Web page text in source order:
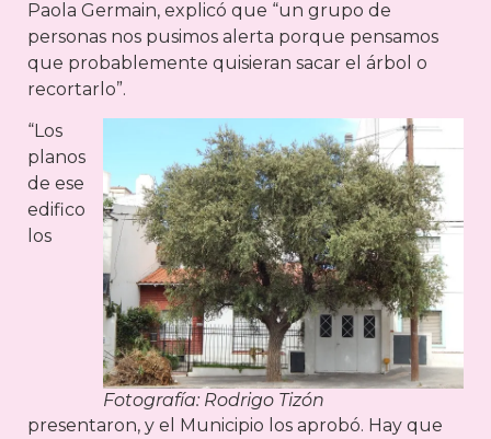
Paola Germain, explicó que “un grupo de
personas nos pusimos alerta porque pensamos
que probablemente quisieran sacar el árbol o
recortarlo”.
Fotografía: Rodrigo Tizón
“Los
planos
de ese
edifico
los
presentaron, y el Municipio los aprobó. Hay que